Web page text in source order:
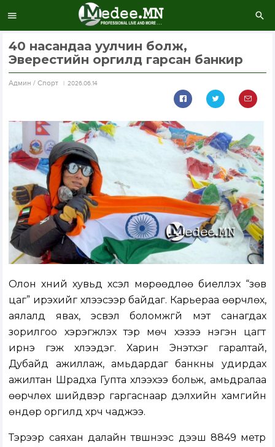
40 насандаа уулчин болж,
Эверестийн оргилд гарсан банкир
Aдмин / Спорт 2026.06.14
Олон хүний хувьд хүсэл мөрөөдлөө биелүүлэх “зөв
цаг” ирэхийг хүлээсээр байдаг. Карьераа өөрчлөх,
аялалд явах, эсвэл боломжгүй мэт санагдах
зорилгоо хэрэгжүүлэх тэр мөч хэзээ нэгэн цагт
ирнэ гэж хүлээдэг. Харин Энэтхэг гаралтай,
Дубайд ажиллаж, амьдардаг банкны удирдах
ажилтан Шрадха Гупта хүлээхээ больж, амьдралаа
өөрчлөх шийдвэр гаргаснаар дэлхийн хамгийн
өндөр оргилд хүрч чаджээ.
Тэрээр саяхан далайн түвшнээс дээш 8849 метр